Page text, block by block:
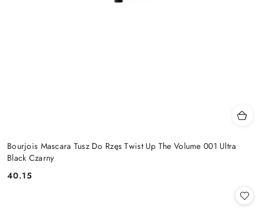
Bourjois Mascara Tusz Do Rzęs Twist Up The Volume 001 Ultra
Black Czarny
Cena:
40.15